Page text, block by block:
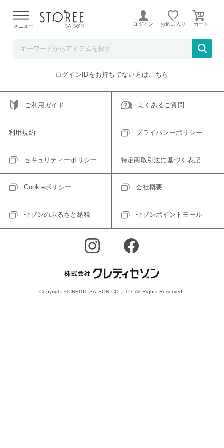
よる配送遅延が発生しております。
メニュー ログイン お気に入り
ご指定のアイテムは取り扱い終了、またはただいま取り扱い
トップへ戻る
ログインIDをお持ちでない方はこちら
ご利用ガイド よくあるご質問
利用規約 プライバシーポリシー
セキュリティーポリシー 特定商取引法に基づく表記
Cookieポリシー 会社概要
セゾンのふるさと納税 セゾンポイントモール
Copyright ©CREDIT SAISON CO.,LTD. All Rights Reserved.